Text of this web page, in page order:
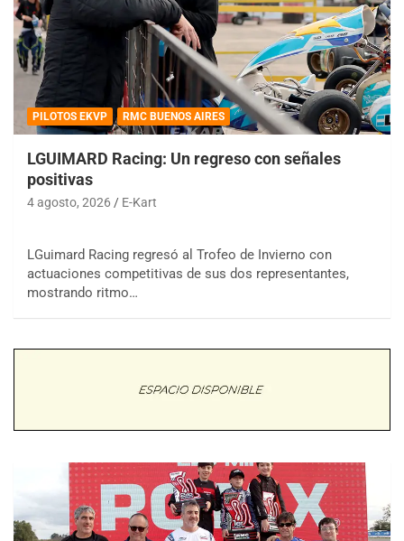
PILOTOS EKVP RMC BUENOS AIRES
LGUIMARD Racing: Un regreso con señales
positivas
4 agosto, 2026 E-Kart
LGuimard Racing regresó al Trofeo de Invierno con
actuaciones competitivas de sus dos representantes,
mostrando ritmo…